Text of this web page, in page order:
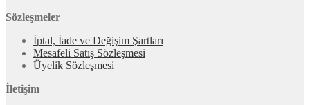
Sözleşmeler
İptal, İade ve Değişim Şartları
Mesafeli Satış Sözleşmesi
Üyelik Sözleşmesi
İletişim